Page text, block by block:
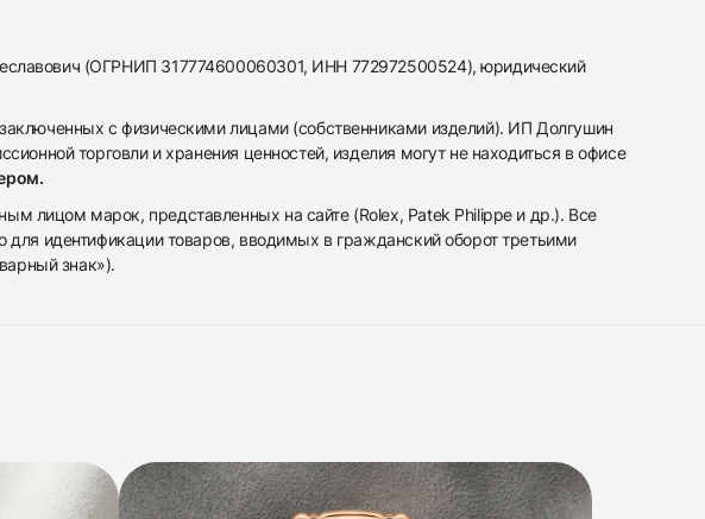
(ОГРНИП 317774600060301, ИНН 772972500524), юридический
с физическими лицами (собственниками изделий). ИП Долгушин
торговли и хранения ценностей, изделия могут не находиться в офисе
лицом марок, представленных на сайте (Rolex, Patek Philippe и др.). Все
для идентификации товаров, вводимых в гражданский оборот третьими
знак»).